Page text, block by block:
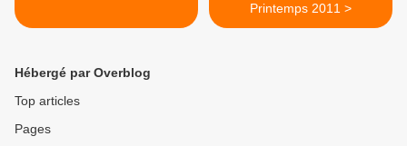
Printemps 2011 >
Hébergé par Overblog
Top articles
Pages